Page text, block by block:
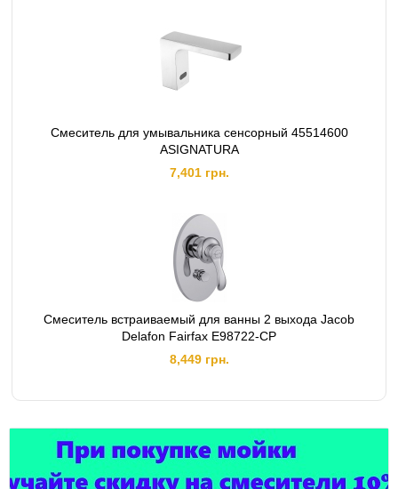
Смеситель для умывальника сенсорный 45514600
ASIGNATURA
7,401 грн.
Смеситель встраиваемый для ванны 2 выхода Jacob
Delafon Fairfax E98722-CP
8,449 грн.